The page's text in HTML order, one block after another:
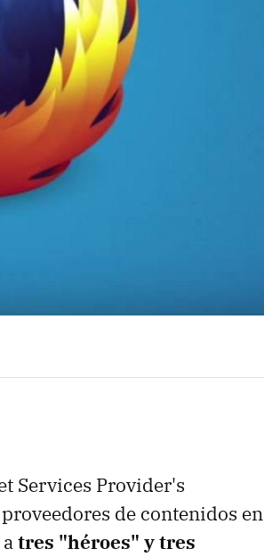
Services Provider's
de contenidos en
atres "héroes" y tres